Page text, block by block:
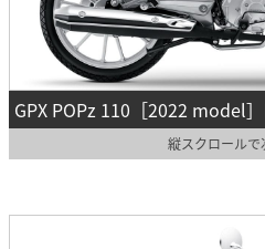
GPX POPz 110［2022 model
縦スクロールで